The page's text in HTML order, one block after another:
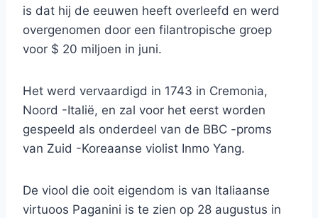
is dat hij de eeuwen heeft overleefd en werd
overgenomen door een filantropische groep
voor $ 20 miljoen in juni.
Het werd vervaardigd in 1743 in Cremonia,
Noord -Italië, en zal voor het eerst worden
gespeeld als onderdeel van de BBC -proms
van Zuid -Koreaanse violist Inmo Yang.
De viool die ooit eigendom is van Italiaanse
virtuoos Paganini is te zien op 28 augustus in